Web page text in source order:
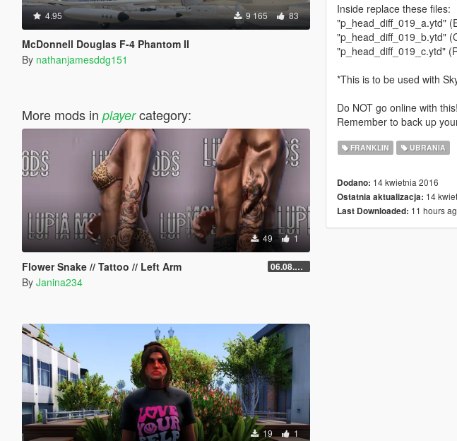
4.95 9 165 83
McDonnell Douglas F-4 Phantom II
By nathanjamesddg151
More mods in playercategory:
49 1
Flower Snake // Tattoo // Left Arm 06.08.2026
By Janina234
19 1
Inside replace these files:
"p_head_diff_019_a.ytd"
"p_head_diff_019_b.ytd"
"p_head_diff_019_c.ytd"
*This is to be used with
Do NOT go online with
Remember to back up
FRANKLIN UBRANIA
Dodano: 14 kwietnia 2016
Ostatnia aktualizacja: 14
Last Downloaded: 11 hours